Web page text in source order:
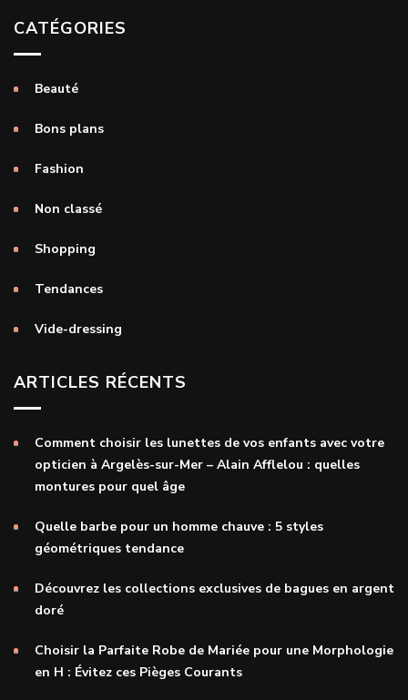
CATÉGORIES
Beauté
Bons plans
Fashion
Non classé
Shopping
Tendances
Vide-dressing
ARTICLES RÉCENTS
Comment choisir les lunettes de vos enfants avec votre
opticien à Argelès-sur-Mer – Alain Afflelou : quelles
montures pour quel âge
Quelle barbe pour un homme chauve : 5 styles
géométriques tendance
Découvrez les collections exclusives de bagues en argent
doré
Choisir la Parfaite Robe de Mariée pour une Morphologie
en H : Évitez ces Pièges Courants